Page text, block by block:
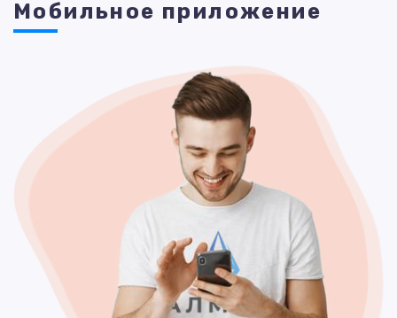
Мобильное приложение